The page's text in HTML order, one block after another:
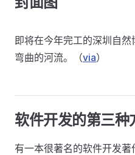
即将在今年完工的深圳自
弯曲的河流。（via）
软件开发的第三种
有一本很著名的软件开发著